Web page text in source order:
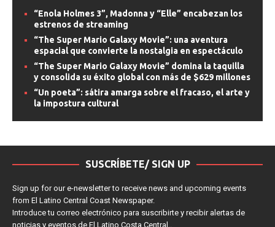
“Enola Holmes 3”, Madonna y “Elle” encabezan los
estrenos de streaming
“The Super Mario Galaxy Movie”: una aventura
espacial que convierte la nostalgia en espectáculo
“The Super Mario Galaxy Movie” domina la taquilla
y consolida su éxito global con más de $629 millones
“Un poeta”: sátira amarga sobre el fracaso, el arte y
la impostura cultural
SUSCRÍBETE/ SIGN UP
Sign up for our e-newsletter to receive news and upcoming events
from El Latino Central Coast Newspaper.
Introduce tu correo electrónico para suscribirte y recibir alertas de